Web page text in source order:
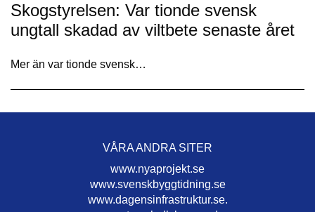
Skogstyrelsen: Var tionde svensk
ungtall skadad av viltbete senaste året
Mer än var tionde svensk…
VÅRA ANDRA SITER
www.nyaprojekt.se
www.svenskbyggtidning.se
www.dagensinfrastruktur.se.